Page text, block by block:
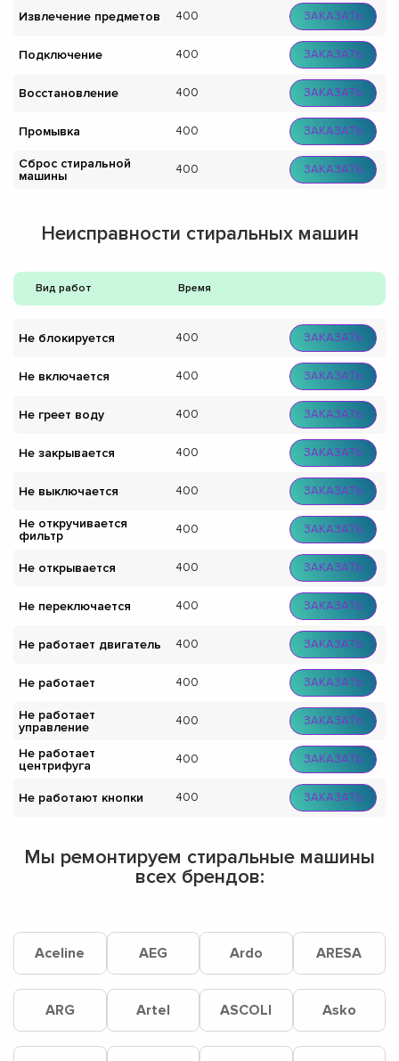
Извлечение предметов 400 ЗАКАЗАТЬ
Подключение 400 ЗАКАЗАТЬ
Восстановление 400 ЗАКАЗАТЬ
Промывка 400 ЗАКАЗАТЬ
Сброс стиральной
машины
400 ЗАКАЗАТЬ
Неисправности стиральных машин
Вид работ Время
Не блокируется 400 ЗАКАЗАТЬ
Не включается 400 ЗАКАЗАТЬ
Не греет воду 400 ЗАКАЗАТЬ
Не закрывается 400 ЗАКАЗАТЬ
Не выключается 400 ЗАКАЗАТЬ
Не откручивается
фильтр
400 ЗАКАЗАТЬ
Не открывается 400 ЗАКАЗАТЬ
Не переключается 400 ЗАКАЗАТЬ
Не работает двигатель 400 ЗАКАЗАТЬ
Не работает 400 ЗАКАЗАТЬ
Не работает
управление
400 ЗАКАЗАТЬ
Не работает
центрифуга
400 ЗАКАЗАТЬ
Не работают кнопки 400 ЗАКАЗАТЬ
Мы ремонтируем стиральные машины
всех брендов:
Aceline AEG Ardo ARESA
ARG Artel ASCOLI Asko